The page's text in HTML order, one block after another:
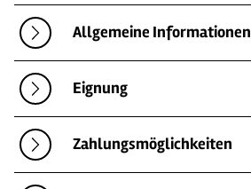
Allgemeine Informationen
Eignung
Zahlungsmöglichkeiten